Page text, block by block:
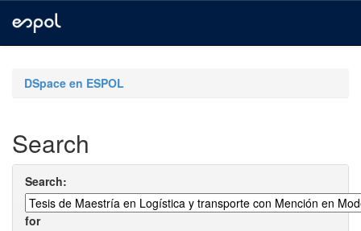
navigationDSpace en ESPOL
Search
Search:
for